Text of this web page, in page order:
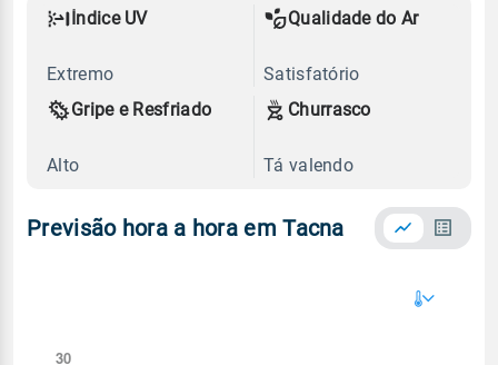
Índice UV
Extremo
Qualidade do Ar
Satisfatório
Gripe e Resfriado
Alto
Churrasco
Tá valendo
Previsão hora a hora em Tacna